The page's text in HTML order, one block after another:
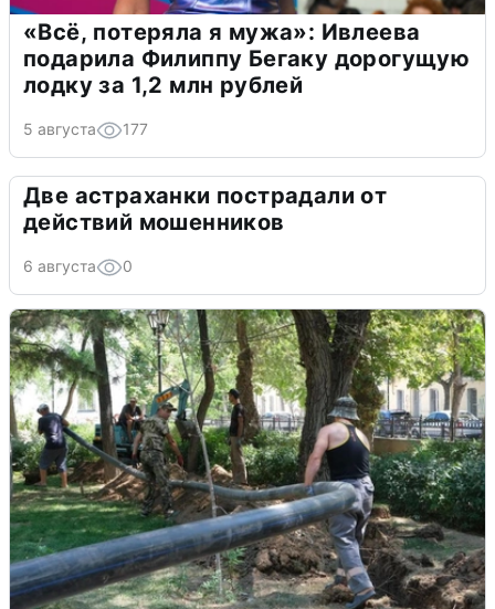
«Всё, потеряла я мужа»: Ивлеева
подарила Филиппу Бегаку дорогущую
лодку за 1,2 млн рублей
5 августа 177
Две астраханки пострадали от
действий мошенников
6 августа 0